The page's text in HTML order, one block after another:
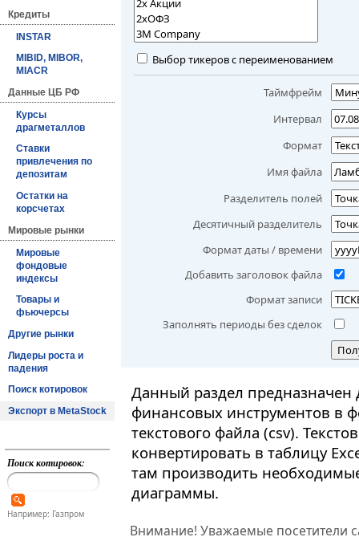
Кредиты
INSTAR
MIBID, MIBOR,
MIACR
Данные ЦБ РФ
Курсы
драгметаллов
Ставки
привлечения по
депозитам
Остатки на
корсчетах
Мировые рынки
Мировые
фондовые
индексы
Товары и
фьючерсы
Другие рынки
Лидеры роста и
падения
Поиск котировок
Экспорт в MetaStock
Поиск котировок:
Например: Газпром
Выбор тикеров с переименованием
Таймфрейм
Интервал
Формат
Имя файла
Разделитель полей
Десятичный разделитель
Формат даты / времени
Добавить заголовок файла
Формат записи
Заполнять периоды без сделок
Данный раздел
финансовых инструментов в
текстового файла (csv).
конвертировать в таблицу
там производить
диаграммы.
Внимание! Уважаемые посетители